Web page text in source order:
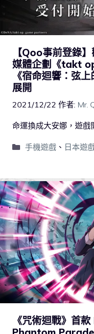
【Qoo事前登錄
媒體企劃《takt
《宿命迴響：弦
展開
2021/12/22 作者: Mr.
命運換成大安娜，遊戲
手機遊戲、 日本遊
《咒術迴戰》首